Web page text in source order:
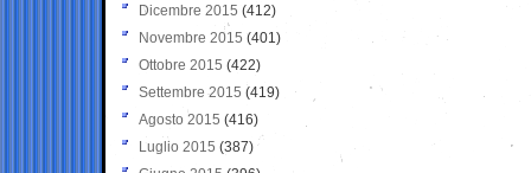
Dicembre 2015 (412)
Novembre 2015 (401)
Ottobre 2015 (422)
Settembre 2015 (419)
Agosto 2015 (416)
Luglio 2015 (387)